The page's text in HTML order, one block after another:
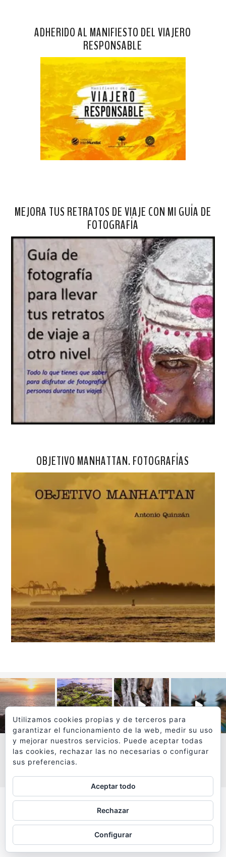
ADHERIDO AL MANIFIESTO DEL VIAJERO
RESPONSABLE
MEJORA TUS RETRATOS DE VIAJE CON MI GUÍA DE
FOTOGRAFÍA
OBJETIVO MANHATTAN. FOTOGRAFÍAS
VER MÁS
Todos los textos y fotografías de
www.viajesyfotografia.comson propiedad de su autor
y están protegidos por © Copyright
Utilizamos cookies propias y de terceros para
garantizar el funcionamiento de la web, medir su uso
y mejorar nuestros servicios. Puede aceptar todas
las cookies, rechazar las no necesarias o configurar
sus preferencias.
Aceptar todo
Rechazar
Configurar